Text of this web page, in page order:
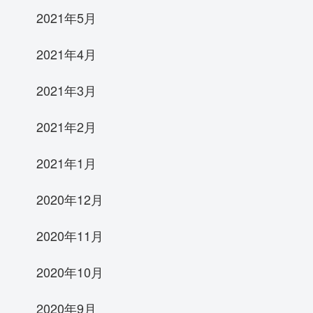
2021年5月
2021年4月
2021年3月
2021年2月
2021年1月
2020年12月
2020年11月
2020年10月
2020年9月